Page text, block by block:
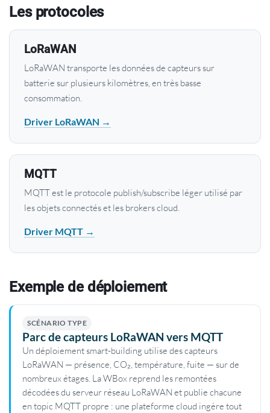
Les protocoles
LoRaWAN
LoRaWAN transporte les données de capteurs sur
batterie sur plusieurs kilomètres, en très basse
consommation.
Driver LoRaWAN →
MQTT
MQTT est le protocole publish/subscribe léger utilisé par
les objets connectés et les brokers cloud.
Driver MQTT →
Exemple de déploiement
SCÉNARIO TYPE
Parc de capteurs LoRaWAN vers MQTT
Un déploiement smart-building utilise des capteurs
LoRaWAN — présence, CO₂, température, fuite — sur de
nombreux étages. La WBox reprend les remontées
décodées du serveur réseau LoRaWAN et publie chacune
en topic MQTT propre : une plateforme cloud ingère tout